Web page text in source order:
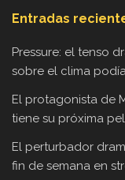
Entradas
Pressure: el tenso
sobre el clima
El protagonista de
tiene su próxima
El perturbador
fin de semana en